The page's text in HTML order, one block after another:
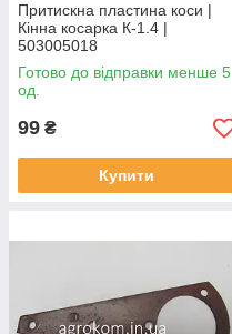
Притискна пластина коси |
Кінна косарка К-1.4 |
503005018
Готово до відправки менше 5
од.
99 ₴
Купити